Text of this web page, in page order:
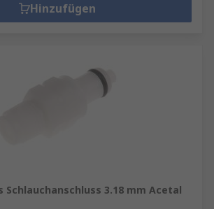
Hinzufügen
Schlauchanschluss 3.18 mm Acetal